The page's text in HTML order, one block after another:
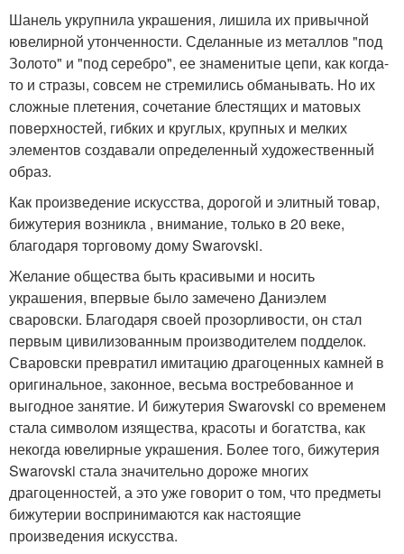
Шанель укрупнила украшения, лишила их привычной
ювелирной утонченности. Сделанные из металлов "под
Золото" и "под серебро", ее знаменитые цепи, как когда-
то и стразы, совсем не стремились обманывать. Но их
сложные плетения, сочетание блестящих и матовых
поверхностей, гибких и круглых, крупных и мелких
элементов создавали определенный художественный
образ.
Как произведение искусства, дорогой и элитный товар,
бижутерия возникла , внимание, только в 20 веке,
благодаря торговому дому Swarovski.
Желание общества быть красивыми и носить
украшения, впервые было замечено Даниэлем
сваровски. Благодаря своей прозорливости, он стал
первым цивилизованным производителем подделок.
Сваровски превратил имитацию драгоценных камней в
оригинальное, законное, весьма востребованное и
выгодное занятие. И бижутерия Swarovski со временем
стала символом изящества, красоты и богатства, как
некогда ювелирные украшения. Более того, бижутерия
Swarovski стала значительно дороже многих
драгоценностей, а это уже говорит о том, что предметы
бижутерии воспринимаются как настоящие
произведения искусства.